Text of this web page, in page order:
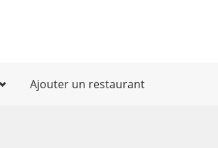
Ajouter un restaurant